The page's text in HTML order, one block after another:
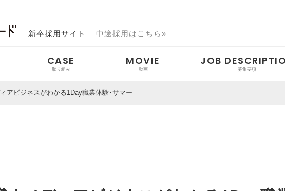
新卒採用サイト 中途採用はこちら»
CASE
27卒向け
28卒向け
イベント
メディア掲載・登壇情報
MOVIE JOB
アビジネスがわかる1Day職業体験・サマー